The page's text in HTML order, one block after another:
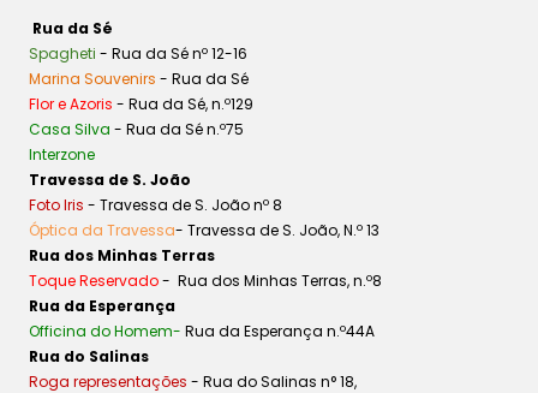
Rua da Sé
Spagheti - Rua da Sé nº 12-16
Marina Souvenirs - Rua da Sé
Flor e Azoris - Rua da Sé, n.º129
Casa Silva - Rua da Sé n.º75
Interzone
Travessa de S. João
Foto Iris - Travessa de S. João nº 8
Óptica da Travessa- Travessa de S. João, N.º 13
Rua dos Minhas Terras
Toque Reservado- Rua dos Minhas Terras, n.º8
Rua da Esperança
Officina do Homem- Rua da Esperança n.º44A
Rua do Salinas
Roga representações - Rua do Salinas n° 18,